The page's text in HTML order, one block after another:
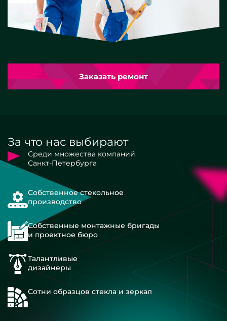
Заказать ремонт
За что нас выбирают
Среди множества компаний
Санкт-Петербурга
Собственное стекольное
производство
Собственные монтажные бригады
и проектное бюро
Талантливые
дизайнеры
Сотни образцов стекла и зеркал